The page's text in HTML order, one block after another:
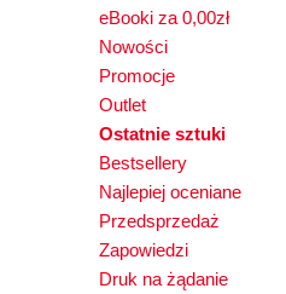
eBooki za 0,00zł
Nowości
Promocje
Outlet
Ostatnie sztuki
Bestsellery
Najlepiej oceniane
Przedsprzedaż
Zapowiedzi
Druk na żądanie